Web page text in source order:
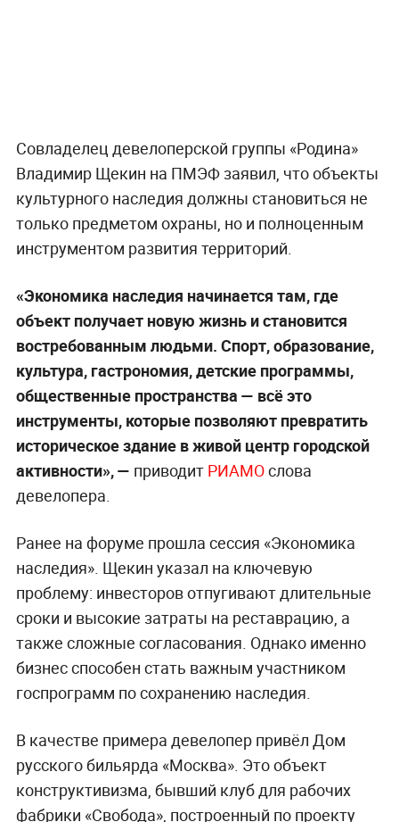
Совладелец девелоперской группы «Родина»
Владимир Щекин на ПМЭФ заявил, что объекты
культурного наследия должны становиться не
только предметом охраны, но и полноценным
инструментом развития территорий.
«Экономика наследия начинается там, где
объект получает новую жизнь и становится
востребованным людьми. Спорт, образование,
культура, гастрономия, детские программы,
общественные пространства — всё это
инструменты, которые позволяют превратить
историческое здание в живой центр городской
активности», — приводит РИАМОслова
девелопера.
Ранее на форуме прошла сессия «Экономика
наследия». Щекин указал на ключевую
проблему: инвесторов отпугивают длительные
сроки и высокие затраты на реставрацию, а
также сложные согласования. Однако именно
бизнес способен стать важным участником
госпрограмм по сохранению наследия.
В качестве примера девелопер привёл Дом
русского бильярда «Москва». Это объект
конструктивизма, бывший клуб для рабочих
фабрики «Свобода», построенный по проекту